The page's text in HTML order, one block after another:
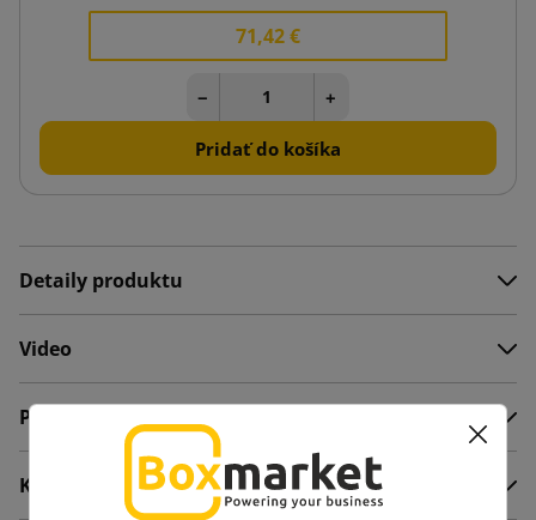
71,42 €
− +
Pridať do košíka
Detaily produktu
Video
Popis
Komentáre